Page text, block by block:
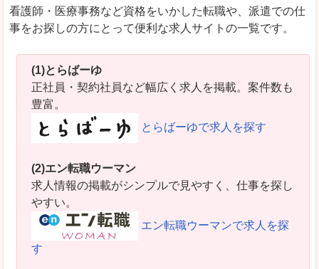
看護師・医療事務など資格をいかした転職や、派遣での仕
事をお探しの方にとって便利な求人サイトの一覧です。
(1)とらばーゆ
正社員・契約社員など幅広く求人を掲載。案件数も
豊富。
とらばーゆで求人を探す
(2)エン転職ウーマン
求人情報の掲載がシンプルで見やすく、仕事を探し
やすい。
エン転職ウーマンで求人を探
す